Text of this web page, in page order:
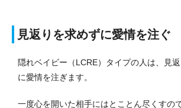
見返りを求めずに愛情を注ぐ
隠れベイビー（LCRE）タイプの人は、見
に愛情を注ぎます。
一度心を開いた相手にはとことん尽くすので